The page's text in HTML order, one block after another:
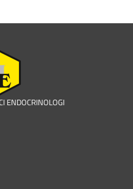
ENDOCRINOLOGI